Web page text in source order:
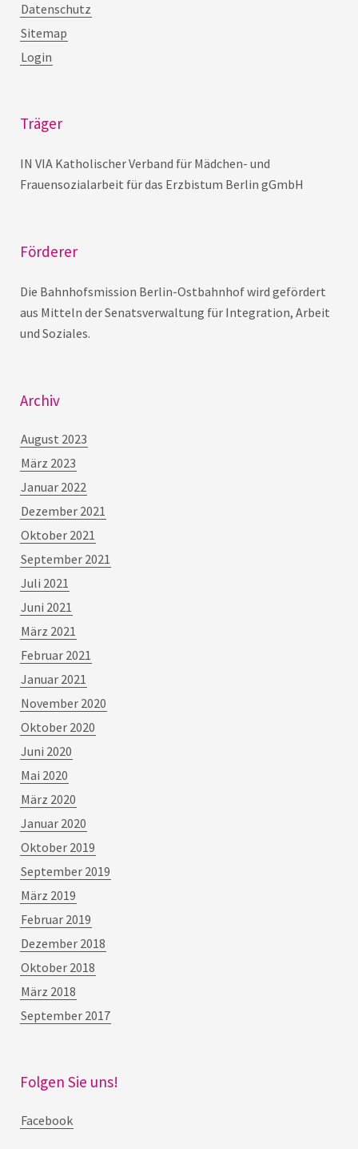
Datenschutz
Sitemap
Login
Träger
IN VIA Katholischer Verband für Mädchen- und
Frauensozialarbeit für das Erzbistum Berlin gGmbH
Förderer
Die Bahnhofsmission Berlin-Ostbahnhof wird gefördert
aus Mitteln der Senatsverwaltung für Integration, Arbeit
und Soziales.
Archiv
August 2023
März 2023
Januar 2022
Dezember 2021
Oktober 2021
September 2021
Juli 2021
Juni 2021
März 2021
Februar 2021
Januar 2021
November 2020
Oktober 2020
Juni 2020
Mai 2020
März 2020
Januar 2020
Oktober 2019
September 2019
März 2019
Februar 2019
Dezember 2018
Oktober 2018
März 2018
September 2017
Folgen Sie uns!
Facebook